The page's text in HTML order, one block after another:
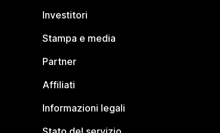
Investitori
Stampa e media
Partner
Affiliati
Informazioni legali